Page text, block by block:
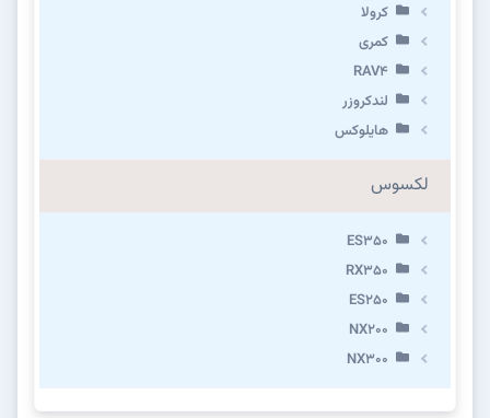
کرولا
کمری
RAV4
لندکروزر
هایلوکس
لکسوس
ES350
RX350
ES250
NX200
NX300